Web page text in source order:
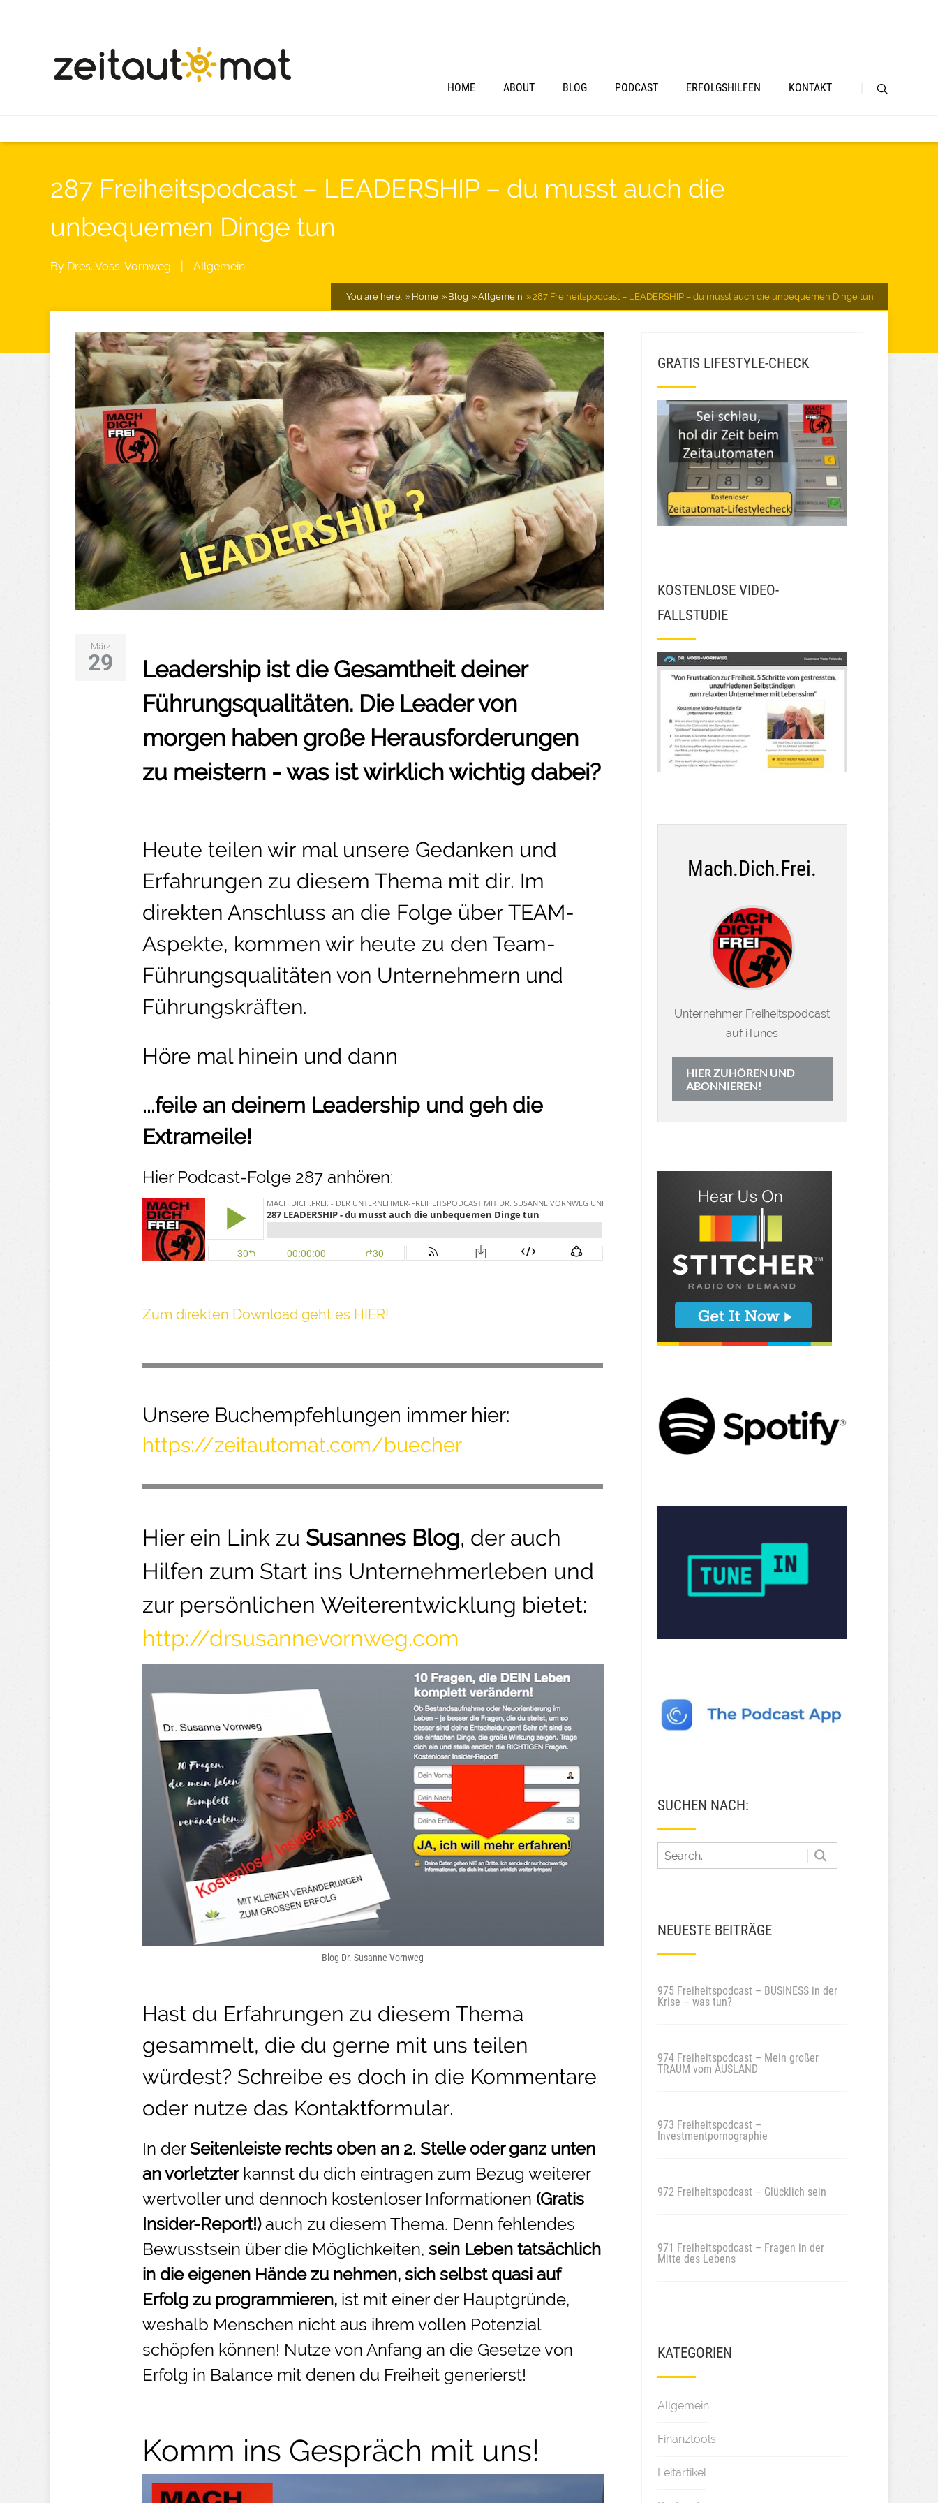
HOME ABOUT BLOG PODCAST ERFOLGSHILFEN KONTAKT
287 Freiheitspodcast – LEADERSHIP – du musst auch die
unbequemen Dinge tun
By Dres. Voss-Vornweg Allgemein
You are here: Home Blog Allgemein 287 Freiheitspodcast – LEADERSHIP – du musst auch die unbequemen Dinge tun
März
29
Leadership ist die Gesamtheit deiner
Führungsqualitäten. Die Leader von
morgen haben große Herausforderungen
zu meistern - was ist wirklich wichtig dabei?
Heute teilen wir mal unsere Gedanken und
Erfahrungen zu diesem Thema mit dir. Im
direkten Anschluss an die Folge über TEAM-
Aspekte, kommen wir heute zu den Team-
Führungsqualitäten von Unternehmern und
Führungskräften.
Höre mal hinein und dann
...feile an deinem Leadership und geh die
Extrameile!
Hier Podcast-Folge 287 anhören:
Z um direkte n Download geh t es HIER!
Unsere Buchempfehlungen immer hier:
https://zeitautomat.com/buecher
Hier ein Link zu Susannes Blog, der auch
Hilfen zum Start ins Unternehmerleben und
zur persönlichen Weiterentwicklung bietet:
http://drsusannevornweg.com
Blog Dr. Susanne Vornweg
Hast du Erfahrungen zu diesem Thema
gesammelt, die du gerne mit uns teilen
würdest? Schreibe es doch in die Kommentare
oder nutze das Kontaktformular.
In derSeitenleiste rechts oben an 2. Stelle oder ganz unten
an vorletzter kannst du dich eintragen zum Bezug weiterer
wertvoller und dennoch kostenloser Informationen (Gratis
Insider-Report!)auch zu diesem Thema. Denn fehlendes
Bewusstsein über die Möglichkeiten, sein Leben tatsächlich
in die eigenen Hände zu nehmen, sich selbst quasi auf
Erfolg zu programmieren, ist mit einer der Hauptgründe,
weshalb Menschen nicht aus ihrem vollen Potenzial
schöpfen können! Nutze von Anfang an die Gesetze von
Erfolg in Balance mit denen du Freiheit generierst!
Komm ins Gespräch mit uns!
GRATIS LIFESTYLE-CHECK
KOSTENLOSE VIDEO-
FALLSTUDIE
Mach.Dich.Frei.
Unternehmer Freiheitspodcast
auf iTunes
HIER ZUHÖREN UND
ABONNIEREN!
SUCHEN NACH:
NEUESTE BEITRÄGE
975 Freiheitspodcast – BUSINESS in der
Krise – was tun?
974 Freiheitspodcast – Mein großer
TRAUM vom AUSLAND
973 Freiheitspodcast –
Investmentpornographie
972 Freiheitspodcast – Glücklich sein
971 Freiheitspodcast – Fragen in der
Mitte des Lebens
KATEGORIEN
Allgemein
Finanztools
Leitartikel